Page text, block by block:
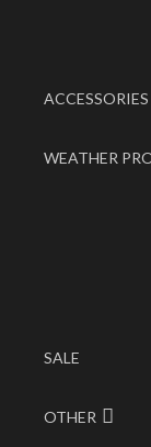
WEATHER
SALE
OTHER